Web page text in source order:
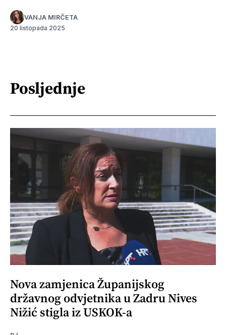
VANJA MIRČETA
20 listopada 2025
Posljednje
Nova zamjenica Županijskog
državnog odvjetnika u Zadru Nives
Nižić stigla iz USKOK-a